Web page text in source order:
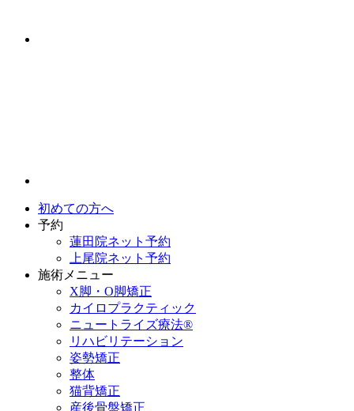
初めての方へ
予約
蓮田院ネット予約
上尾院ネット予約
施術メニュー
X脚・O脚矯正
カイロプラクティック
ニュートライズ療法®
リハビリテーション
姿勢矯正
整体
猫背矯正
産後骨盤矯正